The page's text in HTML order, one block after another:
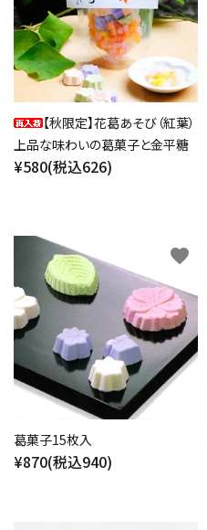
【秋限定】花葛あそび（紅葉）
上品な味わいの葛菓子と金平糖
¥580(税込626)
葛菓子15枚入
¥870(税込940)
favorite
カテゴリー
検